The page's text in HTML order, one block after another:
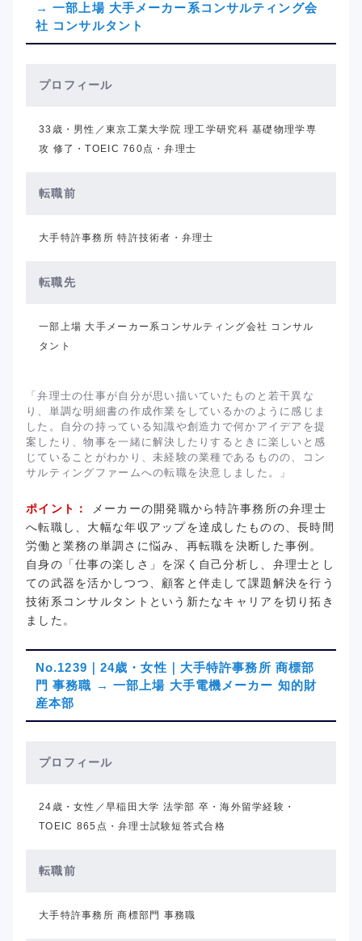
→ 一部上場 大手メーカー系コンサルティング会
社 コンサルタント
プロフィール
33歳・男性／東京工業大学院 理工学研究科 基礎物理学専
攻 修了・TOEIC 760点・弁理士
転職前
大手特許事務所 特許技術者・弁理士
転職先
一部上場 大手メーカー系コンサルティング会社 コンサル
タント
「弁理士の仕事が自分が思い描いていたものと若干異な
り、単調な明細書の作成作業をしているかのように感じま
した。自分の持っている知識や創造力で何かアイデアを提
案したり、物事を一緒に解決したりするときに楽しいと感
じていることがわかり、未経験の業種であるものの、コン
サルティングファームへの転職を決意しました。」
ポイント：
メーカーの開発職から特許事務所の弁理士
へ転職し、大幅な年収アップを達成したものの、長時間
労働と業務の単調さに悩み、再転職を決断した事例。
自身の「仕事の楽しさ」を深く自己分析し、弁理士とし
ての武器を活かしつつ、顧客と伴走して課題解決を行う
技術系コンサルタントという新たなキャリアを切り拓き
ました。
No.1239｜24歳・女性｜大手特許事務所 商標部
門 事務職 → 一部上場 大手電機メーカー 知的財
産本部
プロフィール
24歳・女性／早稲田大学 法学部 卒・海外留学経験・
TOEIC 865点・弁理士試験短答式合格
転職前
大手特許事務所 商標部門 事務職